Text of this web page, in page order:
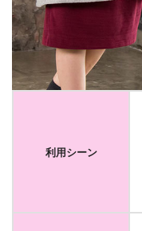
利用シーン